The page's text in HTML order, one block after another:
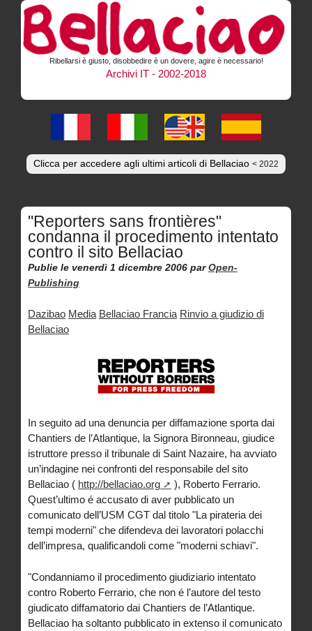
Ribellarsi è giusto, disobbedire è un dovere, agire è necessario!
Archivi IT - 2002-2018
Clicca per accedere agli ultimi articoli di Bellaciao < 2022
"Reporters sans frontières"
condanna il procedimento intentato
contro il sito Bellaciao
Publie le venerdì 1 dicembre 2006 par Open-
Publishing
Dazibao Media Bellaciao Francia Rinvio a giudizio di
Bellaciao
In seguito ad una denuncia per diffamazione sporta dai
Chantiers de l’Atlantique, la Signora Bironneau, giudice
istruttore presso il tribunale di Saint Nazaire, ha avviato
un’indagine nei confronti del responsabile del sito
Bellaciao ( http://bellaciao.org
), Roberto Ferrario.
Quest’ultimo é accusato di aver pubblicato un
comunicato dell’USM CGT dal titolo "La pirateria dei
tempi moderni" che difendeva dei lavoratori polacchi
dell’impresa, qualificandoli come "moderni schiavi".
"Condanniamo il procedimento giudiziario intentato
contro Roberto Ferrario, che non é l’autore del testo
giudicato diffamatorio dai Chantiers de l’Atlantique.
Bellaciao ha soltanto pubblicato in extenso il comunicato